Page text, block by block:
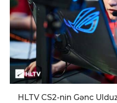
HLTV CS2-nin Gənc